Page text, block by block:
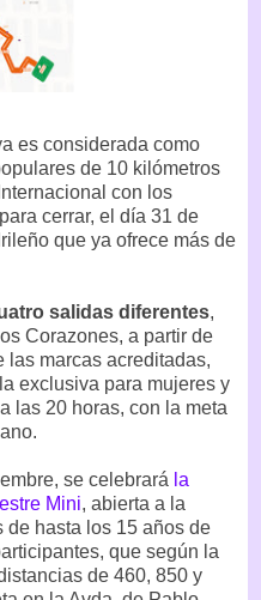
es considerada como
de 10 kilómetros
con los
cerrar, el día 31 de
que ya ofrece más de
salidas diferentes,
Corazones, a partir de
las marcas acreditadas,
exclusiva para mujeres y
las 20 horas, con la meta
se celebrará la
Mini, abierta a la
hasta los 15 años de
que según la
de 460, 850 y